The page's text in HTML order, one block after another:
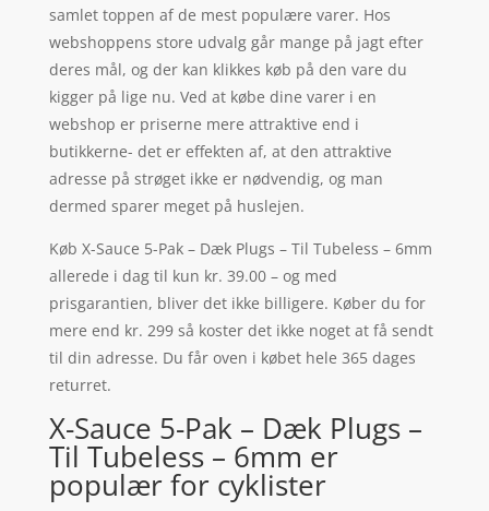
samlet toppen af de mest populære varer. Hos
webshoppens store udvalg går mange på jagt efter
deres mål, og der kan klikkes køb på den vare du
kigger på lige nu. Ved at købe dine varer i en
webshop er priserne mere attraktive end i
butikkerne- det er effekten af, at den attraktive
adresse på strøget ikke er nødvendig, og man
dermed sparer meget på huslejen.
Køb X-Sauce 5-Pak – Dæk Plugs – Til Tubeless – 6mm
allerede i dag til kun kr. 39.00 – og med
prisgarantien, bliver det ikke billigere. Køber du for
mere end kr. 299 så koster det ikke noget at få sendt
til din adresse. Du får oven i købet hele 365 dages
returret.
X-Sauce 5-Pak – Dæk Plugs –
Til Tubeless – 6mm er
populær for cyklister